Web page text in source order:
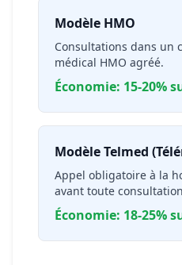
Modèle HMO
Consultations dans un
médical HMO agréé.
Économie: 15-20%
Modèle Telmed
Appel obligatoire à la
avant toute
Économie: 18-25%